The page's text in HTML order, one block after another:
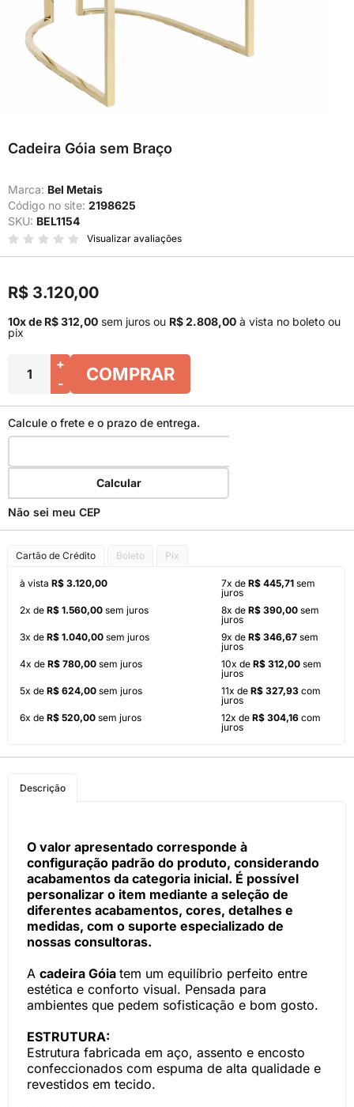
Cadeira Góia sem Braço
Marca: Bel Metais
Código no site: 2198625
SKU: BEL1154
Visualizar avaliações
R$ 3.120,00
10x de R$ 312,00 sem juros ou R$ 2.808,00 à vista no boleto ou
pix
+
-
COMPRAR
Calcule o frete e o prazo de entrega.
Calcular
Não sei meu CEP
Cartão de Crédito Boleto Pix
à vista R$ 3.120,00
2x de R$ 1.560,00 sem juros
3x de R$ 1.040,00 sem juros
4x de R$ 780,00 sem juros
5x de R$ 624,00 sem juros
6x de R$ 520,00 sem juros
7x de R$ 445,71 sem
juros
8x de R$ 390,00 sem
juros
9x de R$ 346,67 sem
juros
10x de R$ 312,00 sem
juros
11x de R$ 327,93 com
juros
12x de R$ 304,16 com
juros
Descrição
O valor apresentado corresponde à
configuração padrão do produto, considerando
acabamentos da categoria inicial. É possível
personalizar o item mediante a seleção de
diferentes acabamentos, cores, detalhes e
medidas, com o suporte especializado de
nossas consultoras.
A cadeira Góia tem um equilíbrio perfeito entre
estética e conforto visual. Pensada para
ambientes que pedem sofisticação e bom gosto.
ESTRUTURA:
Estrutura fabricada em aço, assento e encosto
confeccionados com espuma de alta qualidade e
revestidos em tecido.